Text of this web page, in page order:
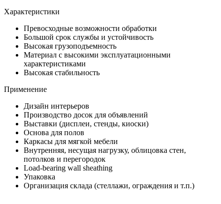
Характеристики
Превосходные возможности обработки
Большой срок службы и устойчивость
Высокая грузоподъемность
Материал с высокими эксплуатационными
характеристиками
Высокая стабильность
Применение
Дизайн интерьеров
Производство досок для объявлений
Выставки (дисплеи, стенды, киоски)
Основа для полов
Каркасы для мягкой мебели
Внутренняя, несущая нагрузку, облицовка стен,
потолков и перегородок
Load-bearing wall sheathing
Упаковка
Организация склада (стеллажи, ограждения и т.п.)